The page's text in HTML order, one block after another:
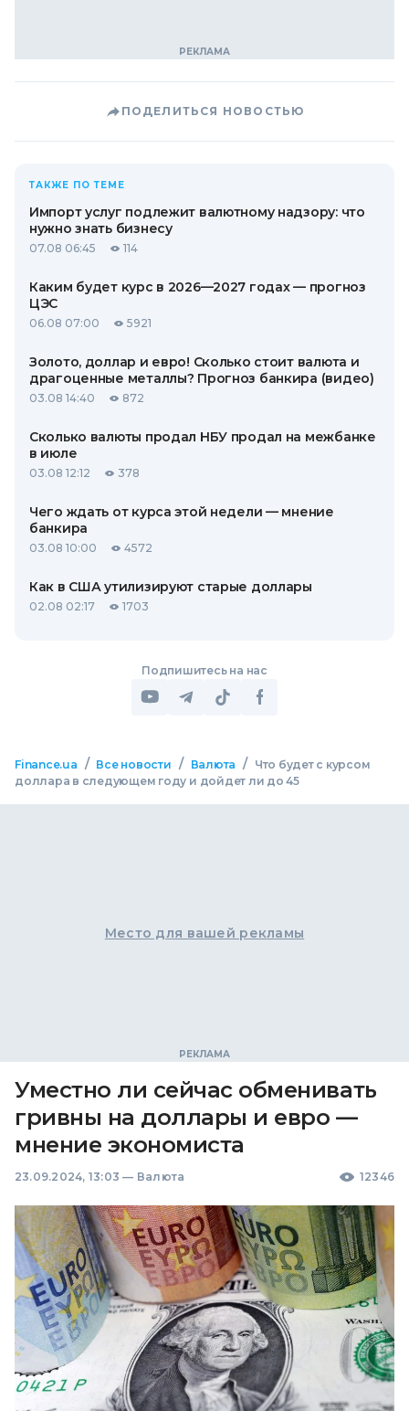
ПОДЕЛИТЬСЯ НОВОСТЬЮ
ТАКЖЕ ПО ТЕМЕ
Импорт услуг подлежит валютному надзору: что
нужно знать бизнесу
07.08 06:45 114
Каким будет курс в 2026—2027 годах — прогноз
ЦЭС
06.08 07:00 5921
Золото, доллар и евро! Сколько стоит валюта и
драгоценные металлы? Прогноз банкира (видео)
03.08 14:40 872
Сколько валюты продал НБУ продал на межбанке
в июле
03.08 12:12 378
Чего ждать от курса этой недели — мнение
банкира
03.08 10:00 4572
Как в США утилизируют старые доллары
02.08 02:17 1703
Подпишитесь на нас
Finance.ua / Все новости / Валюта /
Что будет с курсом
доллара в следующем году и дойдет ли до 45
Место для вашей рекламы
Уместно ли сейчас обменивать
гривны на доллары и евро —
мнение экономиста
23.09.2024, 13:03 — Валюта 12346